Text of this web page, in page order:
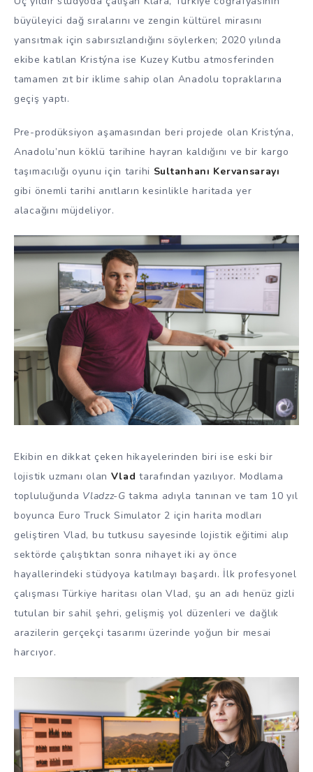
büyüleyici dağ sıralarını ve zengin kültürel mirasını
yansıtmak için sabırsızlandığını söylerken; 2020 yılında
ekibe katılan Kristýna ise Kuzey Kutbu atmosferinden
tamamen zıt bir iklime sahip olan Anadolu topraklarına
geçiş yaptı.
Pre-prodüksiyon aşamasından beri projede olan Kristýna,
Anadolu’nun köklü tarihine hayran kaldığını ve bir kargo
taşımacılığı oyunu için tarihi Sultanhanı Kervansarayı
gibi önemli tarihi anıtların kesinlikle haritada yer
alacağını müjdeliyor.
Ekibin en dikkat çeken hikayelerinden biri ise eski bir
lojistik uzmanı olan Vlad tarafından yazılıyor. Modlama
topluluğunda Vladzz-G takma adıyla tanınan ve tam 10 yıl
boyunca Euro Truck Simulator 2 için harita modları
geliştiren Vlad, bu tutkusu sayesinde lojistik eğitimi alıp
sektörde çalıştıktan sonra nihayet iki ay önce
hayallerindeki stüdyoya katılmayı başardı. İlk profesyonel
çalışması Türkiye haritası olan Vlad, şu an adı henüz gizli
tutulan bir sahil şehri, gelişmiş yol düzenleri ve dağlık
arazilerin gerçekçi tasarımı üzerinde yoğun bir mesai
harcıyor.